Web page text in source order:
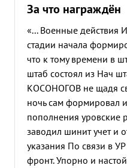
За что награждён
«... Военные действия
стадии начала
что к тому времени в
штаб состоял из Нач
КОСОНОГОВ не щадя
ночь сам формировал
пополнения уровские
заводил шинит учет и
указания По связи в
фронт. Упорно и